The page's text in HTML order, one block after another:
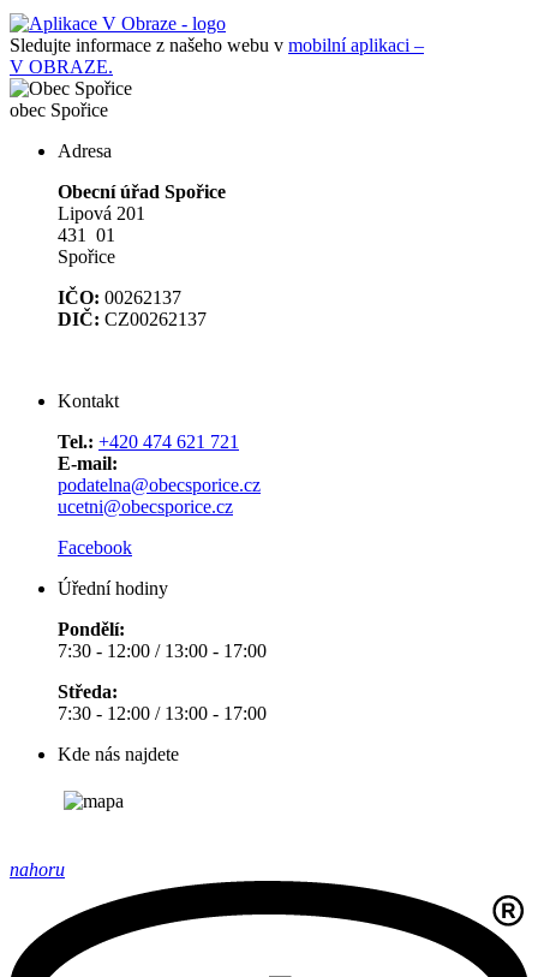
Sledujte informace z našeho webu v mobilní aplikaci –
V OBRAZE.
obec Spořice
Adresa
Obecní úřad Spořice
Lipová 201
431 01
Spořice
IČO: 00262137
DIČ: CZ00262137
Kontakt
Tel.: +420 474 621 721
E-mail:
podatelna@obecsporice.cz
ucetni@obecsporice.cz
Facebook
Úřední hodiny
Pondělí:
7:30 - 12:00 / 13:00 - 17:00
Středa:
7:30 - 12:00 / 13:00 - 17:00
Kde nás najdete
nahoru